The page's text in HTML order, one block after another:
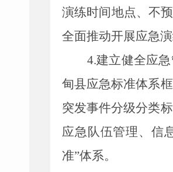
演练时间地点、不
全面推动开展应急
4.建立健全应
甸县应急标准体系
突发事件分级分类
应急队伍管理、信
准”体系。